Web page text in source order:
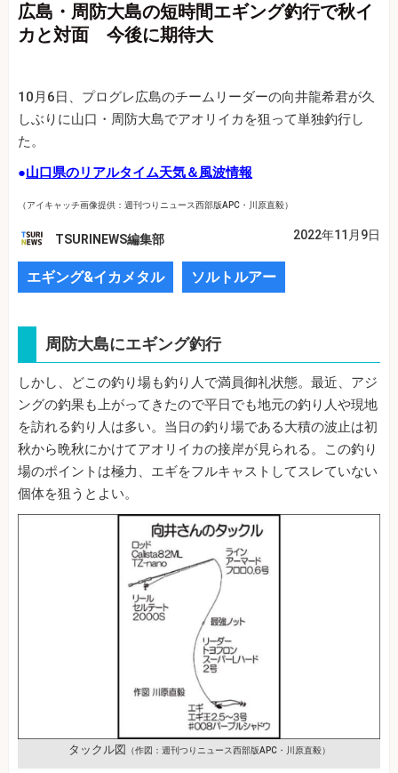
広島・周防大島の短時間エギング釣行で秋イ
カと対面 今後に期待大
10月6日、プログレ広島のチームリーダーの向井龍希君が久
しぶりに山口・周防大島でアオリイカを狙って単独釣行し
た。
●山口県のリアルタイム天気＆風波情報
（アイキャッチ画像提供：週刊つりニュース西部版APC・川原直毅）
TSURINEWS編集部 2022年11月9日
エギング&イカメタル ソルトルアー
周防大島にエギング釣行
しかし、どこの釣り場も釣り人で満員御礼状態。最近、アジ
ングの釣果も上がってきたので平日でも地元の釣り人や現地
を訪れる釣り人は多い。当日の釣り場である大積の波止は初
秋から晩秋にかけてアオリイカの接岸が見られる。この釣り
場のポイントは極力、エギをフルキャストしてスレていない
個体を狙うとよい。
タックル図 （作図：週刊つりニュース西部版APC・川原直毅）